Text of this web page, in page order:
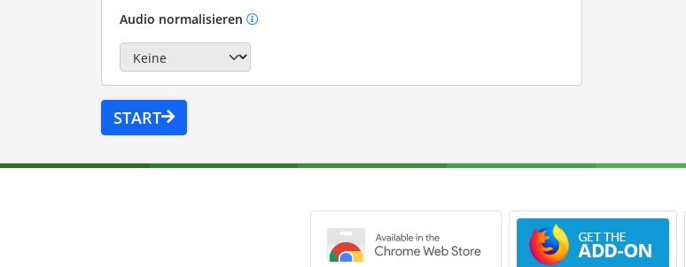
Audio normalisieren
START